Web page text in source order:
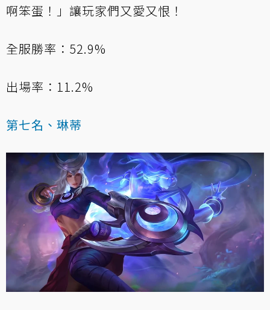
啊笨蛋！」讓玩家們又愛又恨！
全服勝率：52.9%
出場率：11.2%
第七名、琳蒂